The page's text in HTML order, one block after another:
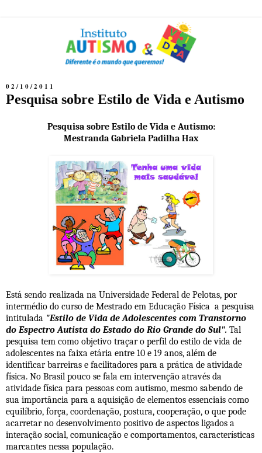
02/10/2011
Pesquisa sobre Estilo de Vida e Autismo
Pesquisa sobre Estilo de Vida e Autismo:
Mestranda Gabriela Padilha Hax
Está sendo realizada na Universidade Federal de Pelotas, por
intermédio do curso de Mestrado em Educação Física a pesquisa
intitulada "Estilo de Vida de Adolescentes com Transtorno
do Espectro Autista do Estado do Rio Grande do Sul". Tal
pesquisa tem como objetivo traçar o perfil do estilo de vida de
adolescentes na faixa etária entre 10 e 19 anos, além de
identificar barreiras e facilitadores para a prática de atividade
física. No Brasil pouco se fala em intervenção através da
atividade física para pessoas com autismo, mesmo sabendo de
sua importância para a aquisição de elementos essenciais como
equilíbrio, força, coordenação, postura, cooperação, o que pode
acarretar no desenvolvimento positivo de aspectos ligados a
interação social, comunicação e comportamentos, características
marcantes nessa população.